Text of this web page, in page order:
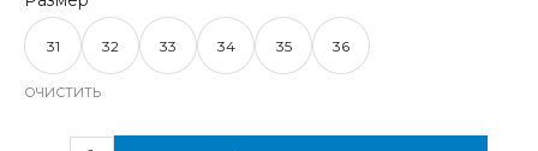
31 32 33 34 35 36
ОЧИСТИТЬ